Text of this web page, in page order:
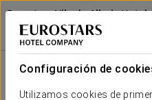
Configuración de
Utilizamos cookies de
Eurostars Vila de Allariz Hotel
OURENSE - ALLARIZ
Sala
Gran
Forum A